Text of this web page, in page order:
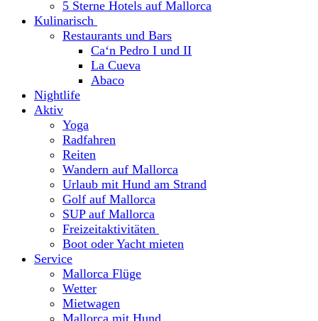
5 Sterne Hotels auf Mallorca
Kulinarisch
Restaurants und Bars
Ca‘n Pedro I und II
La Cueva
Abaco
Nightlife
Aktiv
Yoga
Radfahren
Reiten
Wandern auf Mallorca
Urlaub mit Hund am Strand
Golf auf Mallorca
SUP auf Mallorca
Freizeitaktivitäten
Boot oder Yacht mieten
Service
Mallorca Flüge
Wetter
Mietwagen
Mallorca mit Hund